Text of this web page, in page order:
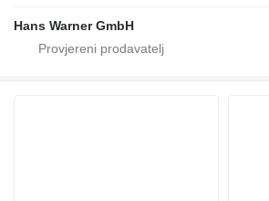
Hans Warner GmbH